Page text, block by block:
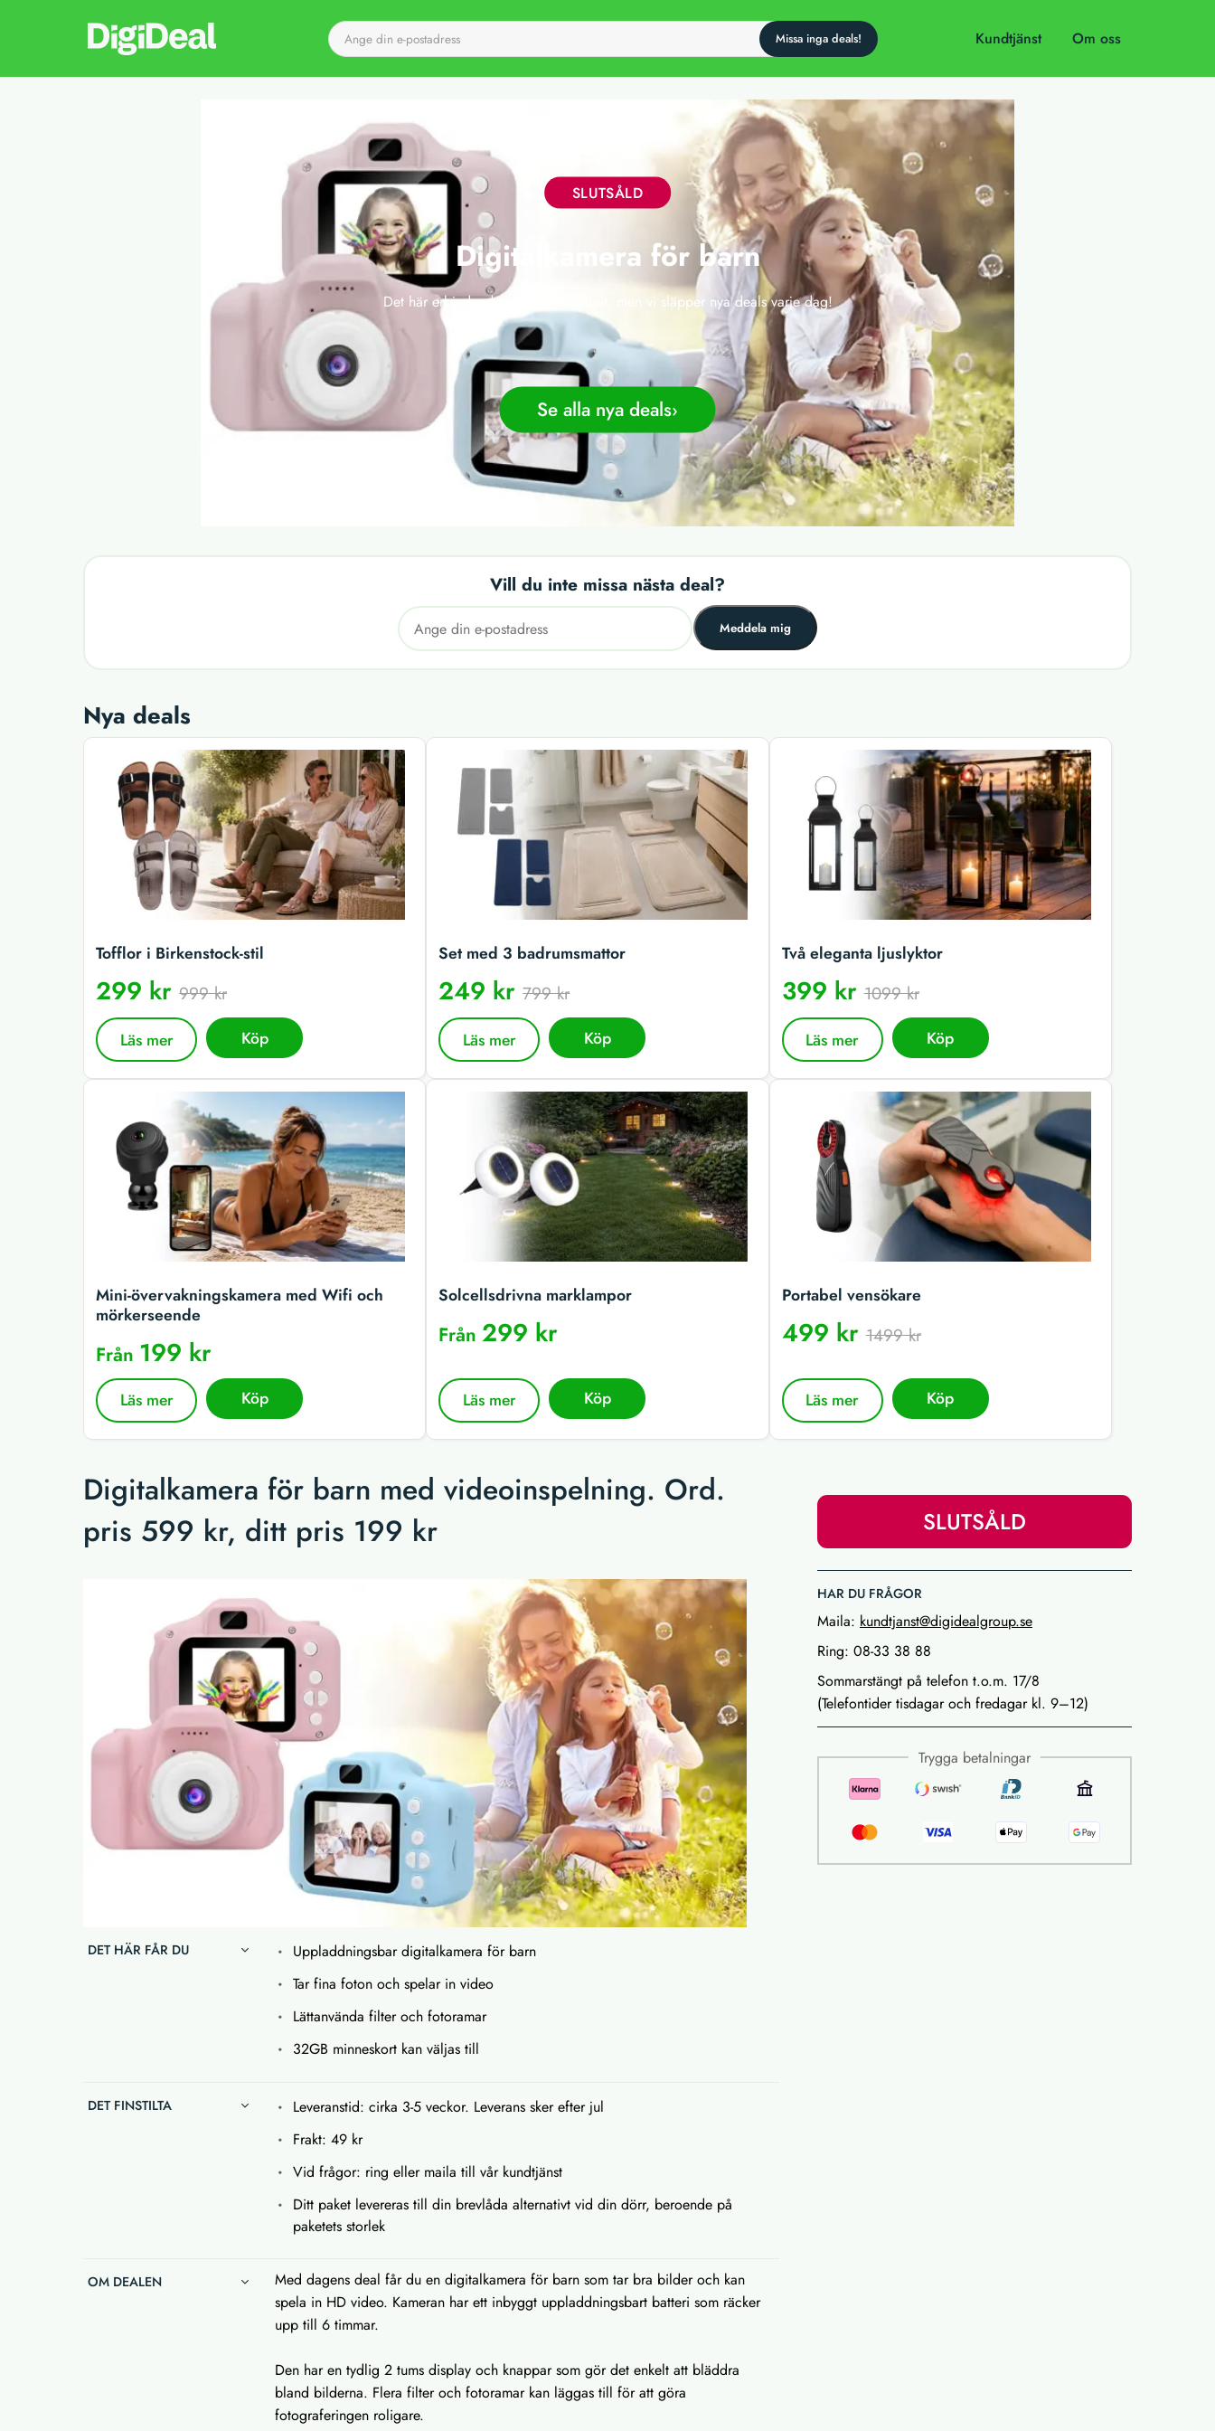
Till startsidan Kundtjänst Om oss
SLUTSÅLD
Digitalkamera för barn
Det här erbjudandet har tyvärr gått ut, men vi släpper nya deals varje dag!
Se alla nya deals
Vill du inte missa nästa deal?
Meddela mig
Nya deals
Tofflor i Birkenstock-stil
299 kr 999 kr
Läs mer Köp
Set med 3 badrumsmattor
249 kr799 kr
Läs mer Köp
Två eleganta ljuslyktor
399 kr1099 kr
Läs mer Köp
Mini-övervakningskamera med Wifi och
mörkerseende
Från 199 kr
Läs mer Köp
Solcellsdrivna marklampor
Från299 kr
Läs mer Köp
Portabel vensökare
499 kr1499 kr
Läs mer Köp
Digitalkamera för barn med videoinspelning. Ord.
pris 599 kr, ditt pris 199 kr
SLUTSÅLD
HAR DU FRÅGOR
Maila: kundtjanst@digidealgroup.se
Ring: 08-33 38 88
Sommarstängt på telefon t.o.m. 17/8
(Telefontider tisdagar och fredagar kl. 9–12)
Trygga betalningar
DET HÄR FÅR DU
Uppladdningsbar digitalkamera för barn
Tar fina foton och spelar in video
Lättanvända filter och fotoramar
32GB minneskort kan väljas till
DET FINSTILTA
Leveranstid: cirka 3-5 veckor. Leverans sker efter jul
Frakt: 49 kr
Vid frågor: ring eller maila till vår kundtjänst
Ditt paket levereras till din brevlåda alternativt vid din dörr, beroende på
paketets storlek
OM DEALEN
Med dagens deal får du en digitalkamera för barn som tar bra bilder och kan
spela in HD video. Kameran har ett inbyggt uppladdningsbart batteri som räcker
upp till 6 timmar.
Den har en tydlig 2 tums display och knappar som gör det enkelt att bläddra
bland bilderna. Flera filter och fotoramar kan läggas till för att göra
fotograferingen roligare.